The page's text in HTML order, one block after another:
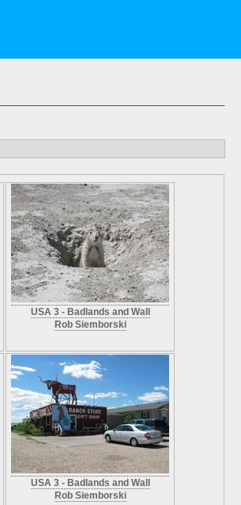
USA 3 - Badlands and Wall
Rob Siemborski
USA 3 - Badlands and Wall
Rob Siemborski